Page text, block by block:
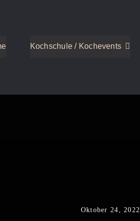
Kochschule / Kochevents
Oktober 24, 2022